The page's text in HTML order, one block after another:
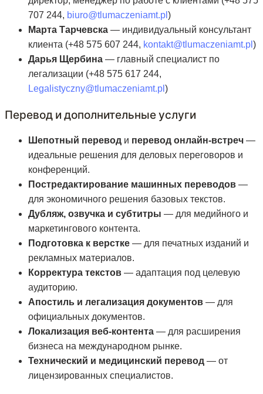
707 244, biuro@tlumaczeniamt.pl )
Марта Тарчевска — индивидуальный консультант
клиента (+48 575 607 244, kontakt@tlumaczeniamt.pl )
Дарья Щербина — главный специалист по
легализации (+48 575 617 244,
Legalistyczny@tlumaczeniamt.pl )
Перевод и дополнительные услуги
Шепотный перевод и перевод онлайн-встреч —
идеальные решения для деловых переговоров и
конференций.
Постредактирование машинных переводов —
для экономичного решения базовых текстов.
Дубляж, озвучка и субтитры — для медийного и
маркетингового контента.
Подготовка к верстке — для печатных изданий и
рекламных материалов.
Корректура текстов — адаптация под целевую
аудиторию.
Апостиль и легализация документов — для
официальных документов.
Локализация веб-контента — для расширения
бизнеса на международном рынке.
Технический и медицинский перевод — от
лицензированных специалистов.